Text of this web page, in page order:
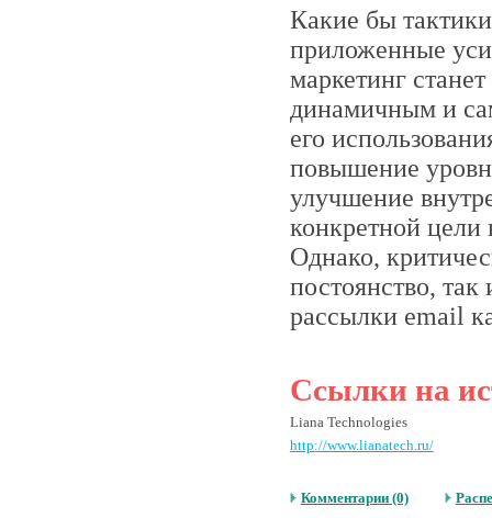
Какие бы тактики
приложенные
маркетинг
динамичным и
его
повышение
улучшение
конкретной
Однако,
постоянство,
рассылки email
Ссылки на
Liana Technologies
http://www.lianatech.ru/
Комментарии (0)